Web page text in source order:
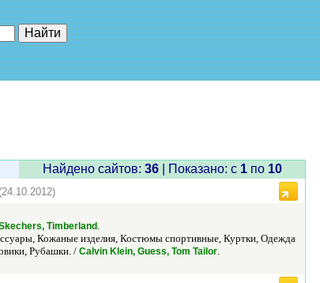
Найдено сайтов: 36| Показано: c 1по 10
(24.10.2012)
Timberland .
Кожаные изделия, Костюмы спортивные, Куртки, Одежда
Рубашки. / Calvin Klein, Guess, Tom Tailor.